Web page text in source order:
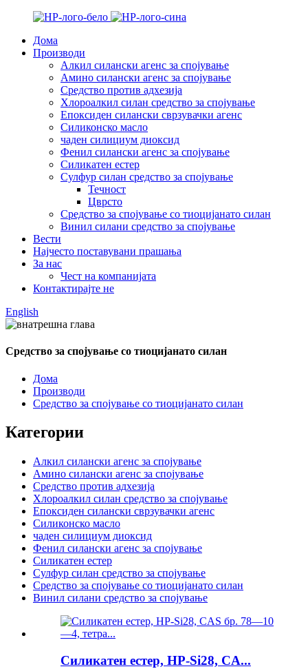
Дома
Производи
Алкил силански агенс за спојување
Амино силански агенс за спојување
Средство против адхезија
Хлороалкил силан средство за спојување
Епоксиден силански сврзувачки агенс
Силиконско масло
чаден силициум диоксид
Фенил силански агенс за спојување
Силикатен естер
Сулфур силан средство за спојување
Течност
Цврсто
Средство за спојување со тиоцијанато силан
Винил силани средство за спојување
Вести
Најчесто поставувани прашања
За нас
Чест на компанијата
Контактирајте не
English
Средство за спојување со тиоцијанато силан
Дома
Производи
Средство за спојување со тиоцијанато силан
Категории
Алкил силански агенс за спојување
Амино силански агенс за спојување
Средство против адхезија
Хлороалкил силан средство за спојување
Епоксиден силански сврзувачки агенс
Силиконско масло
чаден силициум диоксид
Фенил силански агенс за спојување
Силикатен естер
Сулфур силан средство за спојување
Средство за спојување со тиоцијанато силан
Винил силани средство за спојување
Силикатен естер, HP-Si28, CA...